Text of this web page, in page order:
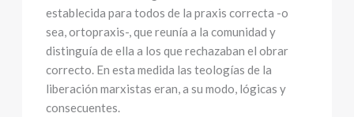
establecida para todos de la praxis correcta -o
sea, ortopraxis-, que reunía a la comunidad y
distinguía de ella a los que rechazaban el obrar
correcto. En esta medida las teologías de la
liberación marxistas eran, a su modo, lógicas y
consecuentes.